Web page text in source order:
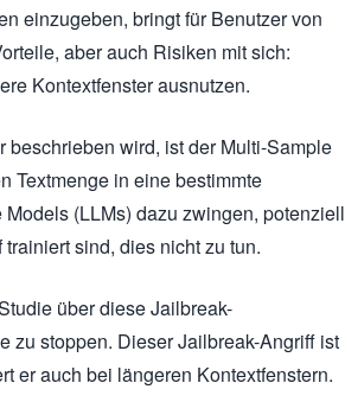
einzugeben, bringt für Benutzer von
aber auch Risiken mit sich:
Kontextfenster ausnutzen.
wird, ist der Multi-Sample
Textmenge in eine bestimmte
(LLMs) dazu zwingen, potenziell
sind, dies nicht zu tun.
über diese Jailbreak-
zu stoppen. Dieser Jailbreak-Angriff ist
er auch bei längeren Kontextfenstern.